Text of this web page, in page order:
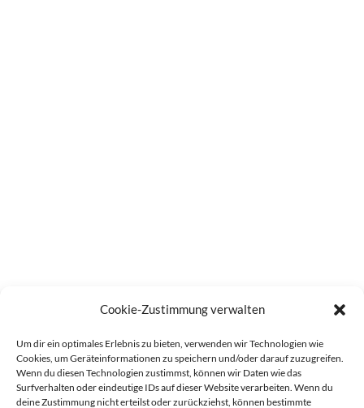
Cookie-Zustimmung verwalten
Um dir ein optimales Erlebnis zu bieten, verwenden wir Technologien wie
Cookies, um Geräteinformationen zu speichern und/oder darauf zuzugreifen.
Wenn du diesen Technologien zustimmst, können wir Daten wie das
Surfverhalten oder eindeutige IDs auf dieser Website verarbeiten. Wenn du
deine Zustimmung nicht erteilst oder zurückziehst, können bestimmte